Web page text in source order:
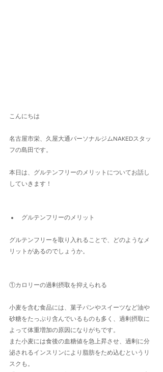
こんにちは
名古屋市栄、久屋大通パーソナルジムNAKEDスタッ
フの島田です。
本日は、グルテンフリーのメリットについてお話し
していきます！
グルテンフリーのメリット
グルテンフリーを取り入れることで、どのようなメ
リットがあるのでしょうか。
①カロリーの過剰摂取を抑えられる
小麦を含む食品には、菓子パンやスイーツなど油や
砂糖をたっぷり含んでいるものも多く、過剰摂取に
よって体重増加の原因になりがちです。
また小麦には食後の血糖値を急上昇させ、過剰に分
泌されるインスリンにより脂肪をため込むというリ
スクも。